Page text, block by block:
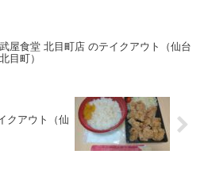
武屋食堂 北目町店 のテイクアウト（仙台
北目町）
クアウト（仙